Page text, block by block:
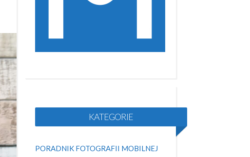
KATEGORIE
PORADNIK FOTOGRAFII MOBILNEJ